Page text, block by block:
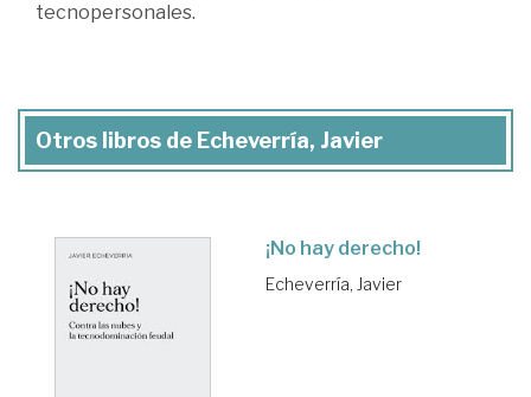
tecnopersonales.
Otros libros de Echeverría, Javier
¡No hay derecho!
Echeverría, Javier